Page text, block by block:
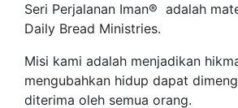
Seri Perjalanan Iman® adalah
Daily Bread Ministries.
Misi kami adalah menjadikan
mengubahkan hidup dapat
diterima oleh semua orang.